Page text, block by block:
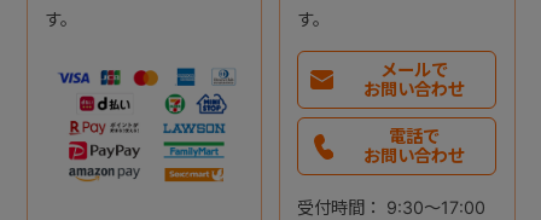
す。
す。
メールで
お問い合わせ
電話で
お問い合わせ
受付時間： 9:30～17:00